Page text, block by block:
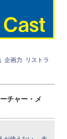
企画力 リストラ
チャー・メ